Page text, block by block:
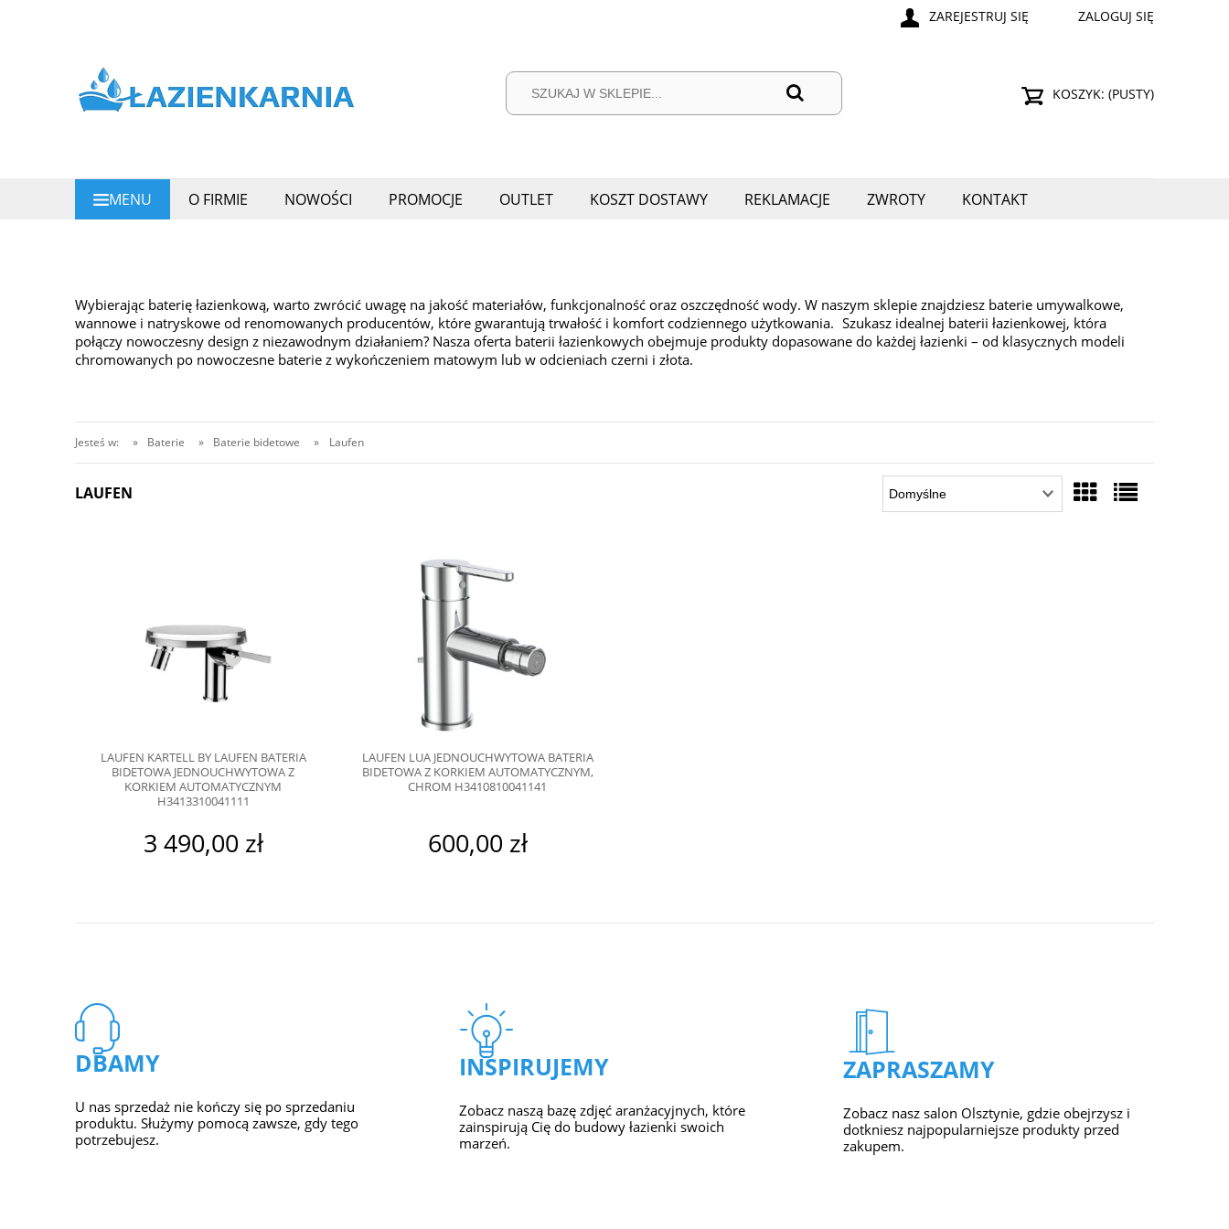
ZAREJESTRUJ SIĘ ZALOGUJ SIĘ
KOSZYK: (PUSTY)
MENU O FIRMIE NOWOŚCI PROMOCJE OUTLET KOSZT DOSTAWY REKLAMACJE ZWROTY
KONTAKT
Wybierając baterię łazienkową, warto zwrócić uwagę na jakość materiałów, funkcjonalność oraz oszczędność wody. W naszym sklepie znajdziesz baterie umywalkowe,
wannowe i natryskowe od renomowanych producentów, które gwarantują trwałość i komfort codziennego użytkowania. Szukasz idealnej baterii łazienkowej, która
połączy nowoczesny design z niezawodnym działaniem? Nasza oferta baterii łazienkowych obejmuje produkty dopasowane do każdej łazienki – od klasycznych modeli
chromowanych po nowoczesne baterie z wykończeniem matowym lub w odcieniach czerni i złota.
Jesteś w: » Baterie » Baterie bidetowe » Laufen
LAUFEN
LAUFEN KARTELL BY LAUFEN BATERIA
BIDETOWA JEDNOUCHWYTOWA Z
KORKIEM AUTOMATYCZNYM
H3413310041111
3 490,00 zł
LAUFEN LUA JEDNOUCHWYTOWA BATERIA
BIDETOWA Z KORKIEM AUTOMATYCZNYM,
CHROM H3410810041141
600,00 zł
DBAMY
U nas sprzedaż nie kończy się po sprzedaniu
produktu. Służymy pomocą zawsze, gdy tego
potrzebujesz.
INSPIRUJEMY
Zobacz naszą bazę zdjęć aranżacyjnych, które
zainspirują Cię do budowy łazienki swoich
marzeń.
ZAPRASZAMY
Zobacz nasz salon Olsztynie, gdzie obejrzysz i
dotkniesz najpopularniejsze produkty przed
zakupem.